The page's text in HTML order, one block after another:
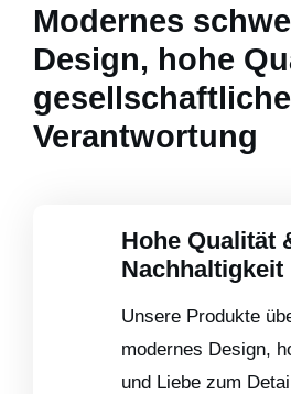
Modernes
Design, hohe
gesellschaftliche
Verantwortung
Hohe Qualität
Nachhaltigkeit
Unsere Produkte
modernes Design,
und Liebe zum